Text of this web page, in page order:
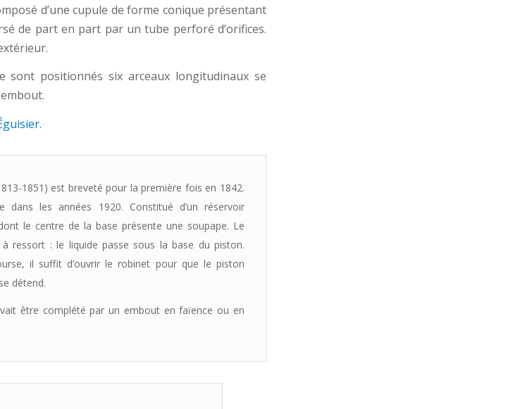
d’une cupule de forme conique présentant
de part en part par un tube perforé d’orifices.
sont positionnés six arceaux longitudinaux se
1851) est breveté pour la première fois en 1842.
les années 1920. Constitué d’un réservoir
le centre de la base présente une soupape. Le
ressort : le liquide passe sous la base du piston.
il suffit d’ouvrir le robinet pour que le piston
détend.
être complété par un embout en faïence ou en